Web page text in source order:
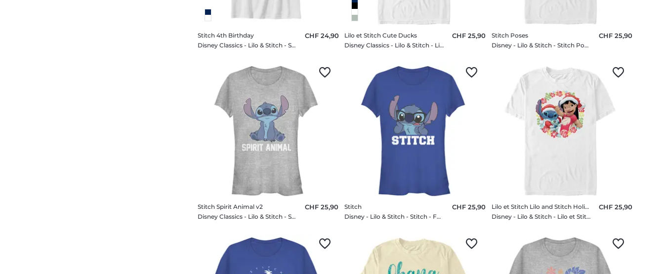
Stitch 4th Birthday
Disney Classics - Lilo & Stitch - Stitch 4th Birthday - Birthday - Enfant T-shirt
CHF 24,90
Lilo et Stitch Cute Ducks
Disney Classics - Lilo & Stitch - Lilo et Stitch Cute Ducks - Homme T-shirt
CHF 25,90
Stitch Poses
Disney - Lilo & Stitch - Stitch Poses - Homme T-shirt
CHF 25,90
Stitch Spirit Animal v2
Disney Classics - Lilo & Stitch - Stitch Spirit Animal v2 - Femme T-shirt
CHF 25,90
Stitch
Disney - Lilo & Stitch - Stitch - Femme T-shirt
CHF 25,90
Lilo et Stitch Lilo and Stitch Holiday
Disney - Lilo & Stitch - Lilo et Stitch Lilo and Stitch Holiday - Homme T-shirt
CHF 25,90